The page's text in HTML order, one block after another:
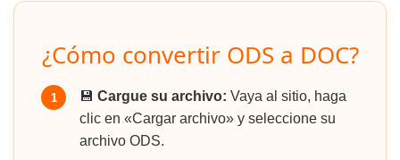
¿Cómo convertir ODS a DOC?
1 💾 Cargue su archivo: Vaya al sitio, haga
clic en «Cargar archivo» y seleccione su
archivo ODS.